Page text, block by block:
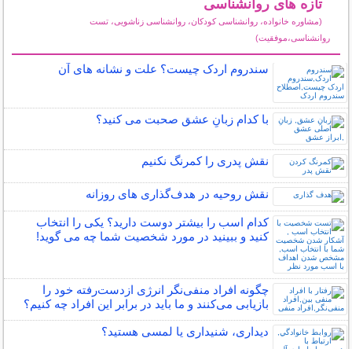
تازه های روانشناسی
(مشاوره خانواده، روانشناسی کودکان، روانشناسی زناشویی، تست
روانشناسی،موفقیت)
سندروم اردک چیست؟ علت و نشانه های آن
با کدام زبانِ عشق صحبت می کنید؟
نقش پدری را کمرنگ نکنیم
نقش روحیه در هدف‌گذاری‌ های روزانه
کدام اسب را بیشتر دوست دارید؟ یکی را انتخاب
کنید و ببینید در مورد شخصیت شما چه می گوید!
چگونه افراد منفی‌نگر انرژی ازدست‌رفته خود را
بازیابی می‌کنند و ما باید در برابر این افراد چه کنیم؟
دیداری، شنیداری یا لمسی هستید؟